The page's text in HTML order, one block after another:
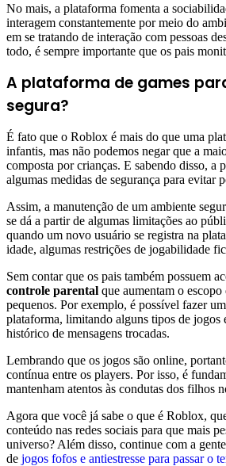
No mais, a plataforma fomenta a
interagem constantemente por meio do
em se tratando de interação com pessoas
todo, é sempre importante que os pais
A plataforma de games
segura?
É fato que o Roblox é mais do que uma
infantis, mas não podemos negar que a
composta por crianças. E sabendo disso, a
algumas medidas de segurança para evitar
Assim, a manutenção de um ambiente
se dá a partir de algumas limitações ao
quando um novo usuário se registra na
idade, algumas restrições de jogabilidade
Sem contar que os pais também possuem
controle parental que aumentam o
pequenos. Por exemplo, é possível fazer
plataforma, limitando alguns tipos de jogos
histórico de mensagens trocadas.
Lembrando que os jogos são online,
contínua entre os players. Por isso, é
mantenham atentos às condutas dos filhos
Agora que você já sabe o que é Roblox,
conteúdo nas redes sociais para que mais
universo? Além disso, continue com a
de jogos fofos e antiestresse para passar o